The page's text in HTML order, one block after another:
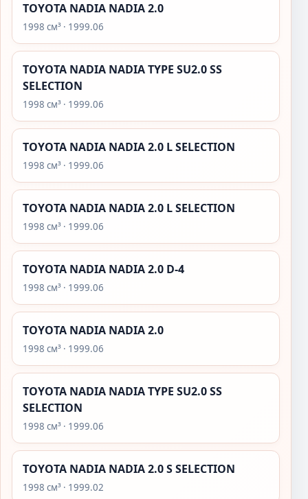
TOYOTA NADIA NADIA 2.0
1998 см³ · 1999.06
TOYOTA NADIA NADIA TYPE SU2.0 SS
SELECTION
1998 см³ · 1999.06
TOYOTA NADIA NADIA 2.0 L SELECTION
1998 см³ · 1999.06
TOYOTA NADIA NADIA 2.0 L SELECTION
1998 см³ · 1999.06
TOYOTA NADIA NADIA 2.0 D-4
1998 см³ · 1999.06
TOYOTA NADIA NADIA 2.0
1998 см³ · 1999.06
TOYOTA NADIA NADIA TYPE SU2.0 SS
SELECTION
1998 см³ · 1999.06
TOYOTA NADIA NADIA 2.0 S SELECTION
1998 см³ · 1999.02